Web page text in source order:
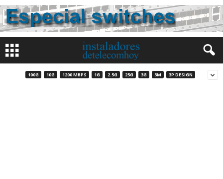
100G 10G 1200 MBPS 1G 2.5G 25G 3G 3M 3P DESIGN